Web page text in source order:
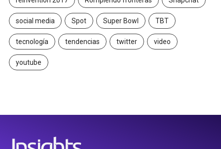
social media Spot Super Bowl TBT
tecnología tendencias twitter video
youtube